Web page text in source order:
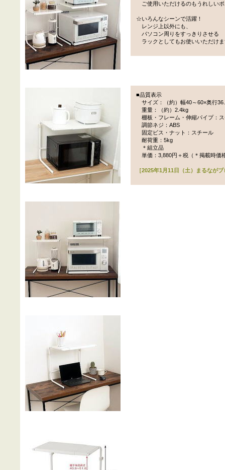
ご使用いただけるのもうれしい
☆いろんなシーンで活躍！
レンジ上以外にも、
パソコン周りをすっきりさせる
ラックとしてもお使いいただけ
■品質表示
サイズ：（約）幅40～60×奥行
重量：（約）2.4kg
棚板・フレーム・伸縮パイプ：
調節ネジ：ABS
固定ビス・ナット：スチール
耐荷重：5kg
＊組立品
単価：3,880円＋税（＊掲載時価
［2025年1月11日（土）まるなが